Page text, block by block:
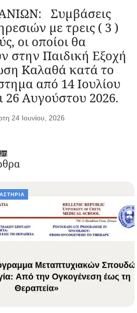
Συμβάσεις
με τρεις ( 3 )
οι οποίοι θα
στην Παιδική Εξοχή
Καλαθά κατά το
από 14 Ιουλίου
26 Αυγούστου 2026.
24 Ιουνίου, 2026